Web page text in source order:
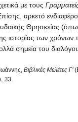
με τους
αρκετό
Θρησκείας
ιστορίας των χρόνων
σημεία του
Βιβλικές Μελέτες Γ'
33.